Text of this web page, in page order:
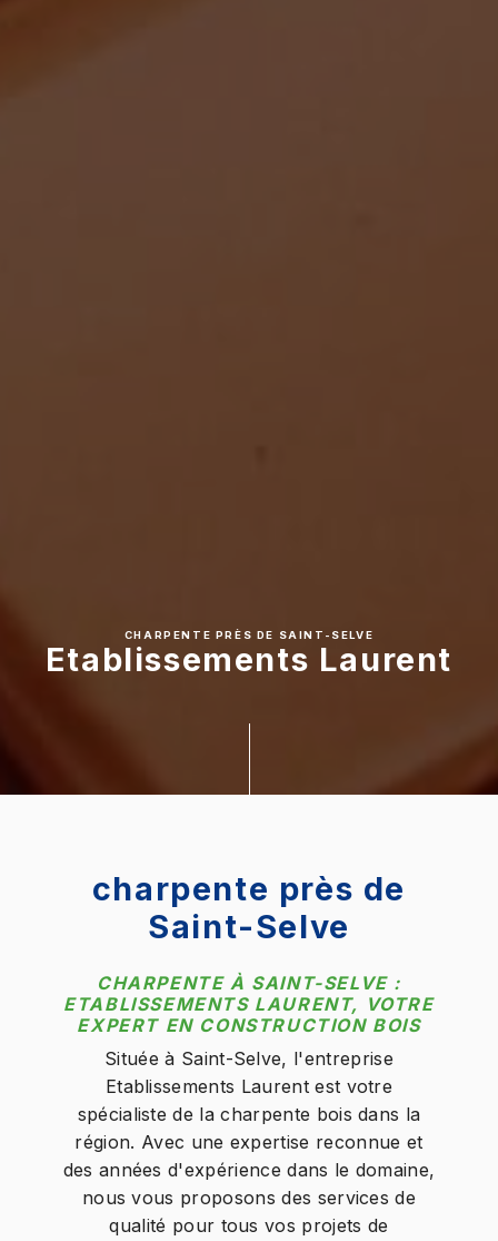
CHARPENTE PRÈS DE SAINT-SELVE
Etablissements Laurent
charpente près de
Saint-Selve
CHARPENTE À SAINT-SELVE :
ETABLISSEMENTS LAURENT, VOTRE
EXPERT EN CONSTRUCTION BOIS
Située à Saint-Selve, l'entreprise
Etablissements Laurent est votre
spécialiste de la charpente bois dans la
région. Avec une expertise reconnue et
des années d'expérience dans le domaine,
nous vous proposons des services de
qualité pour tous vos projets de